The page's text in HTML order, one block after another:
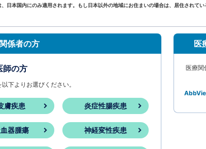
日本国内にのみ適用されます。もし日本以外の地域にお住まいの場合は、居住されて
係者の方
師の方
下よりお選びください。
膚疾患 炎症性腸疾患
器腫瘍 神経変性疾患
医
医療関
AbbVie